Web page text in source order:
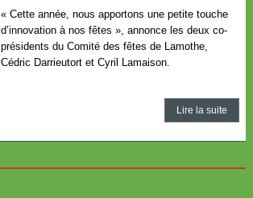
« Cette année, nous apportons une petite touche
d’innovation à nos fêtes », annonce les deux co-
présidents du Comité des fêtes de Lamothe,
Cédric Darrieutort et Cyril Lamaison.
Lire la suite